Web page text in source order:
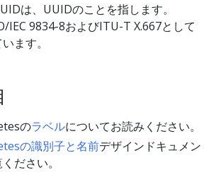
は、UUIDのことを指します。
IEC 9834-8およびITU-T X.667として
ます。
のラベルについてお読みください。
の識別子と名前デザインドキュメン
ださい。